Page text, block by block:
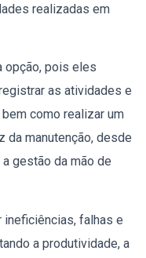
realizadas em
opção, pois eles
as atividades e
como realizar um
da manutenção, desde
gestão da mão de
falhas e
a produtividade, a